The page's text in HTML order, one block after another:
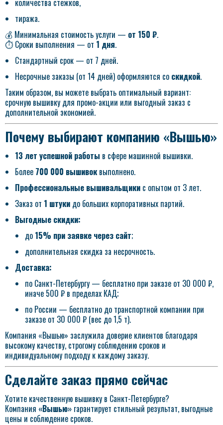
количества стежков,
тиража.
💰 Минимальная стоимость услуги — от 150 ₽.
⏱ Сроки выполнения — от 1 дня.
Стандартный срок — от 7 дней.
Несрочные заказы (от 14 дней) оформляются со скидкой.
Таким образом, вы можете выбрать оптимальный вариант:
срочную вышивку для промо-акции или выгодный заказ с
дополнительной экономией.
Почему выбирают компанию «Вышью»
13 лет успешной работы в сфере машинной вышивки.
Более 700 000 вышивок выполнено.
Профессиональные вышивальщики с опытом от 3 лет.
Заказ от 1 штуки до больших корпоративных партий.
Выгодные скидки:
до 15% при заявке через сайт;
дополнительная скидка за несрочность.
Доставка:
по Санкт-Петербургу — бесплатно при заказе от 30 000 ₽,
иначе 500 ₽ в пределах КАД;
по России — бесплатно до транспортной компании при
заказе от 30 000 ₽ (вес до 1,5 т).
Компания «Вышью» заслужила доверие клиентов благодаря
высокому качеству, строгому соблюдению сроков и
индивидуальному подходу к каждому заказу.
Сделайте заказ прямо сейчас
Хотите качественную вышивку в Санкт-Петербурге?
Компания «Вышью» гарантирует стильный результат, выгодные
цены и соблюдение сроков.